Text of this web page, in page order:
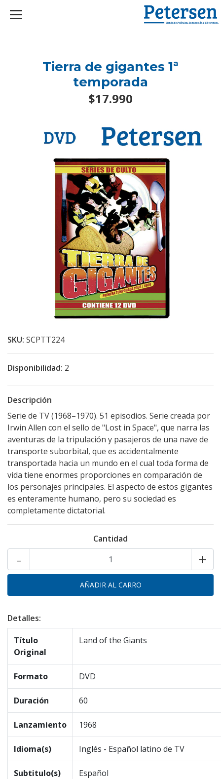
Tierra de gigantes 1ª
temporada
$17.990
SKU: SCPTT224
Disponibilidad: 2
Descripción
Serie de TV (1968–1970). 51 episodios. Serie creada por
Irwin Allen con el sello de "Lost in Space", que narra las
aventuras de la tripulación y pasajeros de una nave de
transporte suborbital, que es accidentalmente
transportada hacia un mundo en el cual toda forma de
vida tiene enormes proporciones en comparación de
los personajes principales. El aspecto de estos gigantes
es enteramente humano, pero su sociedad es
completamente dictatorial.
Cantidad
+
-
Detalles:
Título
Original
Land of the Giants
Formato DVD
Duración 60
Lanzamiento 1968
Idioma(s) Inglés - Español latino de TV
Subtitulo(s) Español